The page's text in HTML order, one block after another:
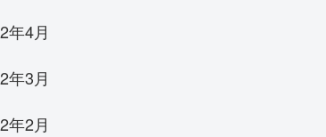
年4月
年3月
年2月